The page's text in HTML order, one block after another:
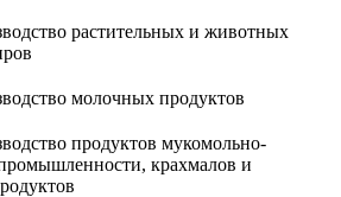
растительных и животных
молочных продуктов
продуктов мукомольно-
крахмалов и